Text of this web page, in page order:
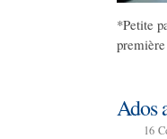
*Petite
Ados
16